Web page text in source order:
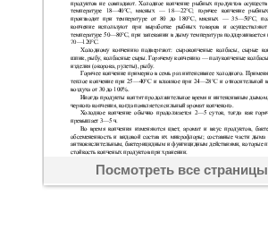
Посмотреть все страницы